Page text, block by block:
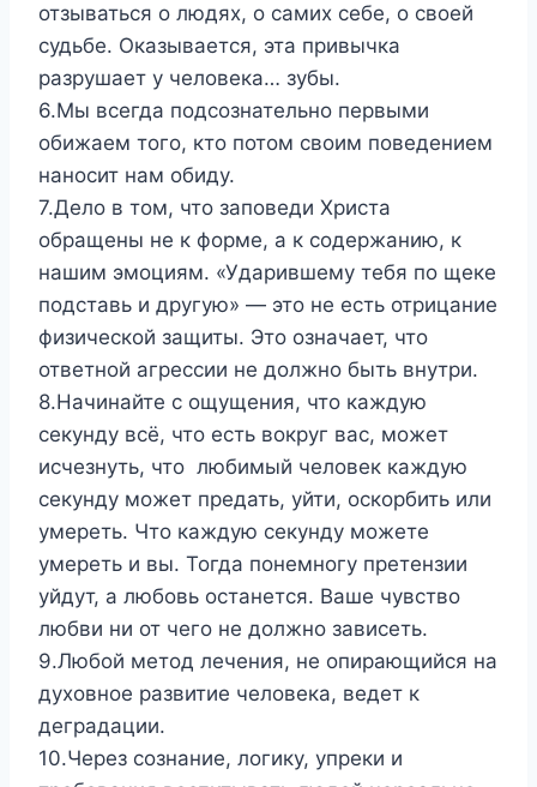
отзываться о людях, о самих себе, о своей
судьбе. Оказывается, эта привычка
разрушает у человека… зубы.
6.Мы всегда подсознательно первыми
обижаем того, кто потом своим поведением
наносит нам обиду.
7.Дело в том, что заповеди Христа
обращены не к форме, а к содержанию, к
нашим эмоциям. «Ударившему тебя по щеке
подставь и другую» — это не есть отрицание
физической защиты. Это означает, что
ответной агрессии не должно быть внутри.
8.Начинайте с ощущения, что каждую
секунду всё, что есть вокруг вас, может
исчезнуть, что любимый человек каждую
секунду может предать, уйти, оскорбить или
умереть. Что каждую секунду можете
умереть и вы. Тогда понемногу претензии
уйдут, а любовь останется. Ваше чувство
любви ни от чего не должно зависеть.
9.Любой метод лечения, не опирающийся на
духовное развитие человека, ведет к
деградации.
10.Через сознание, логику, упреки и